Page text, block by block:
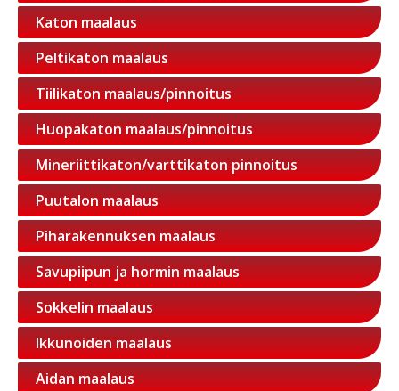
Katon maalaus
Peltikaton maalaus
Tiilikaton maalaus/pinnoitus
Huopakaton maalaus/pinnoitus
Mineriittikaton/varttikaton pinnoitus
Puutalon maalaus
Piharakennuksen maalaus
Savupiipun ja hormin maalaus
Sokkelin maalaus
Ikkunoiden maalaus
Aidan maalaus